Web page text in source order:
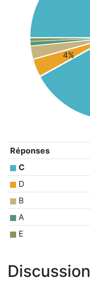
4%
Réponses
C
D
B
A
E
Discussion